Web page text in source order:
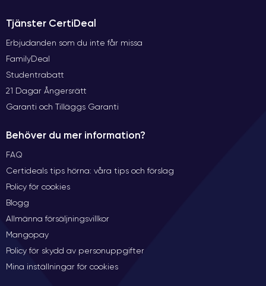
Tjänster CertiDeal
Erbjudanden som du inte får missa
FamilyDeal
Studentrabatt
21 Dagar Ångersrätt
Garanti och Tilläggs Garanti
Behöver du mer information?
FAQ
Certideals tips hörna: våra tips och förslag
Policy för cookies
Blogg
Allmänna försäljningsvillkor
Mangopay
Policy för skydd av personuppgifter
Mina inställningar för cookies